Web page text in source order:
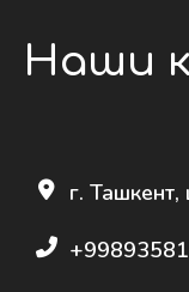
Наши
г.